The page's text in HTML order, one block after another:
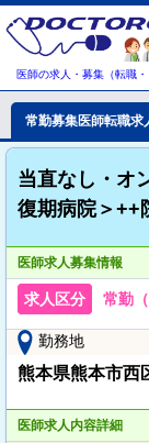
医師の求人・募集（転職・
常勤募集医師転職求
当直なし・オ
復期病院＞++
医師求人募集情報
求人区分 常勤（
勤務地
熊本県熊本市西
医師求人内容詳細